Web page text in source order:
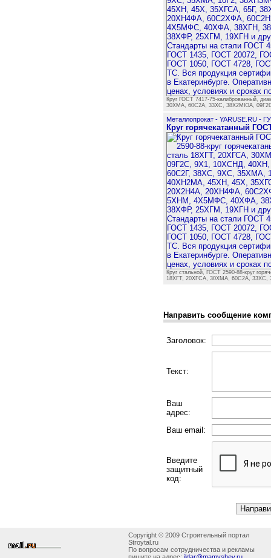
Круг ГОСТ 7417-75-калиброванный,
30ХМА, 60С2А, 33ХС, 38Х2МЮА,
Металлопрокат - YARUSE.RU -
Круг горячекатанный
Круг стальной, ГОСТ 2590-88-круг
18ХГТ, 20ХГСА, 30ХМА, 60С2А,
Направить сообщение
Заголовок:
Текст:
Ваш
адрес:
Ваш email:
Введите
защитный
код:
Copyright © 2009 Строительный портал
Stroytal.ru
По вопросам сотрудничества и рекламы